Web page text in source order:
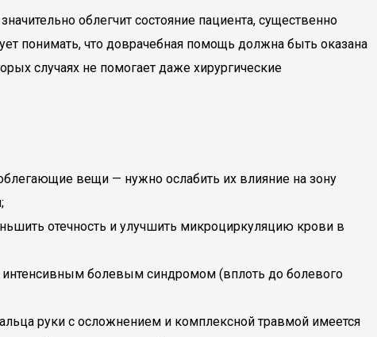
облегчит состояние пациента, существенно
понимать, что доврачебная помощь должна быть оказана
случаях не помогает даже хирургические
вещи — нужно ослабить их влияние на зону
отечность и улучшить микроциркуляцию крови в
болевым синдромом (вплоть до болевого
руки с осложнением и комплексной травмой имеется